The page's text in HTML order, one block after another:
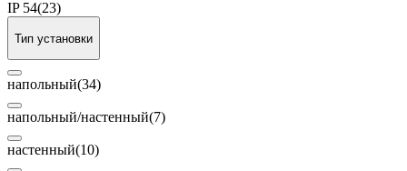
IP 54(23)
Тип установки
напольный(34)
напольный/настенный(7)
настенный(10)